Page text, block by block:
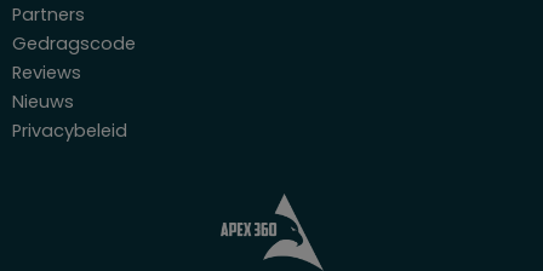
Partners
Gedragscode
Reviews
Nieuws
Privacybeleid